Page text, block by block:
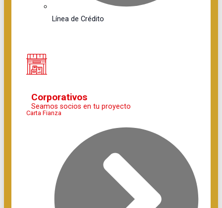
Línea de Crédito
Corporativos
Seamos socios en tu proyecto
Carta Fianza